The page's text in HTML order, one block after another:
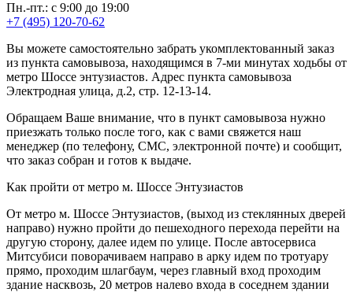
Пн.-пт.: с 9:00 до 19:00
+7 (495) 120-70-62
Вы можете самостоятельно забрать укомплектованный заказ
из пункта самовывоза, находящимся в 7-ми минутах ходьбы от
метро Шоссе энтузиастов. Адрес пункта самовывоза
Электродная улица, д.2, стр. 12-13-14.
Обращаем Ваше внимание, что в пункт самовывоза нужно
приезжать только после того, как с вами свяжется наш
менеджер (по телефону, СМС, электронной почте) и сообщит,
что заказ собран и готов к выдаче.
Как пройти от метро м. Шоссе Энтузиастов
От метро м. Шоссе Энтузиастов, (выход из стеклянных дверей
направо) нужно пройти до пешеходного перехода перейти на
другую сторону, далее идем по улице. После автосервиса
Митсубиси поворачиваем направо в арку идем по тротуару
прямо, проходим шлагбаум, через главный вход проходим
здание насквозь, 20 метров налево входа в соседнем здании